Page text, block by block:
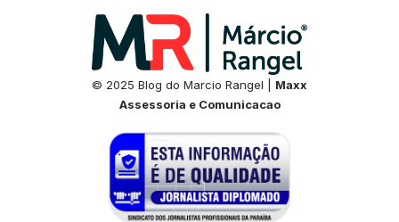
© 2025 Blog do Marcio Rangel | Maxx
Assessoria e Comunicacao